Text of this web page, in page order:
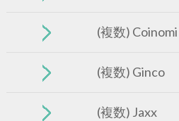
(複数) Coinomi
(複数) Ginco
(複数) Jaxx